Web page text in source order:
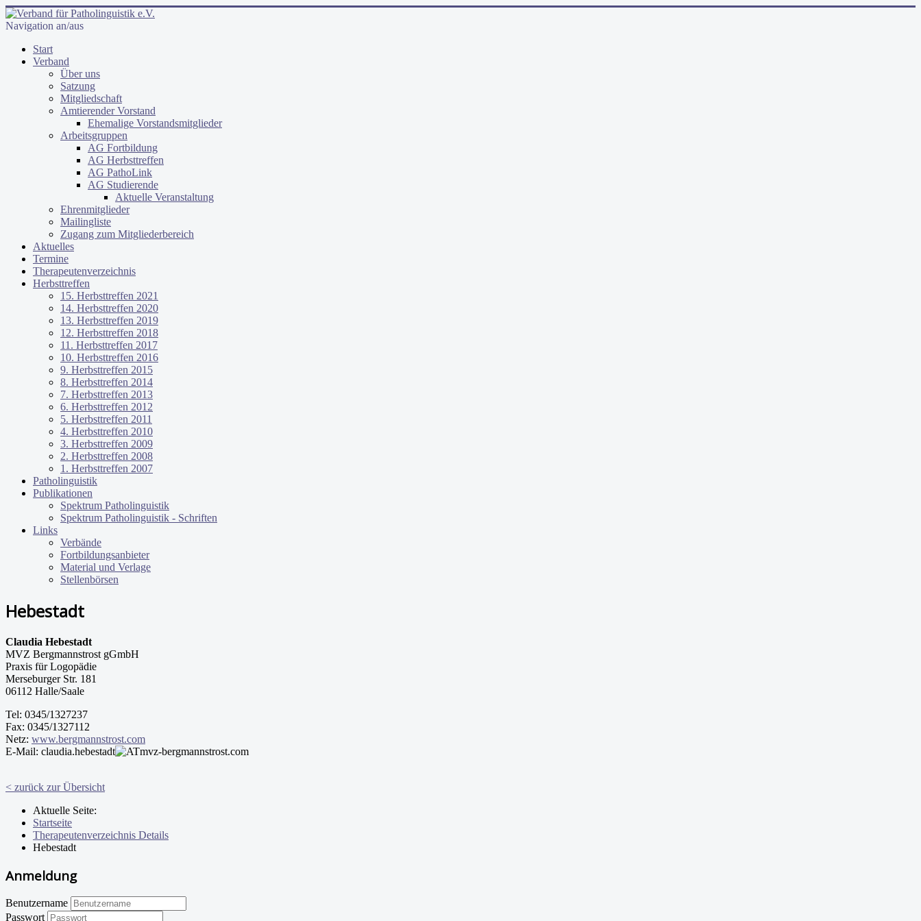
Navigation an/aus
Start
Verband
Über uns
Satzung
Mitgliedschaft
Amtierender Vorstand
Ehemalige Vorstandsmitglieder
Arbeitsgruppen
AG Fortbildung
AG Herbsttreffen
AG PathoLink
AG Studierende
Aktuelle Veranstaltung
Ehrenmitglieder
Mailingliste
Zugang zum Mitgliederbereich
Aktuelles
Termine
Therapeutenverzeichnis
Herbsttreffen
15. Herbsttreffen 2021
14. Herbsttreffen 2020
13. Herbsttreffen 2019
12. Herbsttreffen 2018
11. Herbsttreffen 2017
10. Herbsttreffen 2016
9. Herbsttreffen 2015
8. Herbsttreffen 2014
7. Herbsttreffen 2013
6. Herbsttreffen 2012
5. Herbsttreffen 2011
4. Herbsttreffen 2010
3. Herbsttreffen 2009
2. Herbsttreffen 2008
1. Herbsttreffen 2007
Patholinguistik
Publikationen
Spektrum Patholinguistik
Spektrum Patholinguistik - Schriften
Links
Verbände
Fortbildungsanbieter
Material und Verlage
Stellenbörsen
Hebestadt
Claudia Hebestadt
MVZ Bergmannstrost gGmbH
Praxis für Logopädie
Merseburger Str. 181
06112 Halle/Saale
Tel: 0345/1327237
Fax: 0345/1327112
Netz: www.bergmannstrost.com
E-Mail: claudia.hebestadt
mvz-bergmannstrost.com
< zurück zur Übersicht
Aktuelle Seite:
Startseite
Therapeutenverzeichnis Details
Hebestadt
Anmeldung
Benutzername
Passwort